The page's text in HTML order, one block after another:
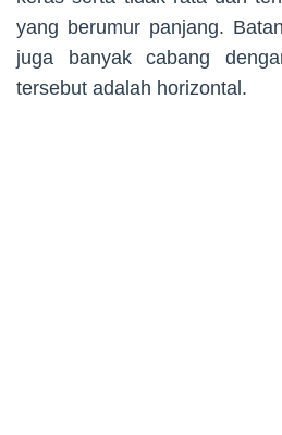
yang berumur panjang.
juga banyak cabang
tersebut adalah horizontal.